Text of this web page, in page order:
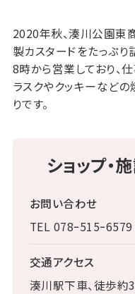
2020年秋、湊川公園東
製カスタードをたっぷり
8時から営業しており、
ラスクやクッキーなど
りです。
ショップ・
お問い合わせ
TEL 078ｰ515ｰ6579
交通アクセス
湊川駅下車、徒歩約